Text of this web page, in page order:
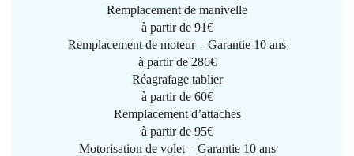
Remplacement de manivelle
à partir de 91€
Remplacement de moteur – Garantie 10 ans
à partir de 286€
Réagrafage tablier
à partir de 60€
Remplacement d’attaches
à partir de 95€
Motorisation de volet – Garantie 10 ans